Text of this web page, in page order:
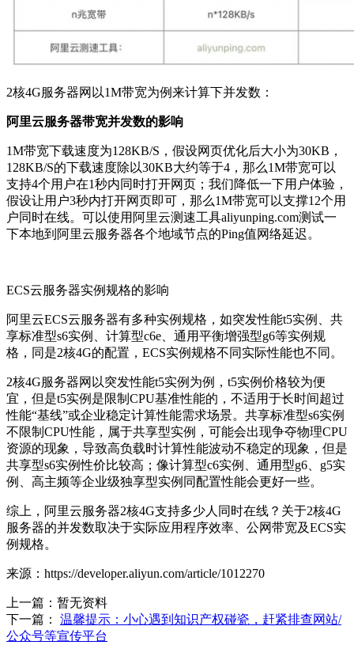
2核4G服务器网以1M带宽为例来计算下并发数：
阿里云服务器带宽并发数的影响
1M带宽下载速度为128KB/S，假设网页优化后大小为30KB，
128KB/S的下载速度除以30KB大约等于4，那么1M带宽可以
支持4个用户在1秒内同时打开网页；我们降低一下用户体验，
假设让用户3秒内打开网页即可，那么1M带宽可以支撑12个用
户同时在线。可以使用阿里云测速工具aliyunping.com测试一
下本地到阿里云服务器各个地域节点的Ping值网络延迟。
ECS云服务器实例规格的影响
阿里云ECS云服务器有多种实例规格，如突发性能t5实例、共
享标准型s6实例、计算型c6e、通用平衡增强型g6等实例规
格，同是2核4G的配置，ECS实例规格不同实际性能也不同。
2核4G服务器网以突发性能t5实例为例，t5实例价格较为便
宜，但是t5实例是限制CPU基准性能的，不适用于长时间超过
性能“基线”或企业稳定计算性能需求场景。共享标准型s6实例
不限制CPU性能，属于共享型实例，可能会出现争夺物理CPU
资源的现象，导致高负载时计算性能波动不稳定的现象，但是
共享型s6实例性价比较高；像计算型c6实例、通用型g6、g5实
例、高主频等企业级独享型实例同配置性能会更好一些。
综上，阿里云服务器2核4G支持多少人同时在线？关于2核4G
服务器的并发数取决于实际应用程序效率、公网带宽及ECS实
例规格。
来源：https://developer.aliyun.com/article/1012270
上一篇：暂无资料
下一篇： 温馨提示：小心遇到知识产权碰瓷，赶紧排查网站/
公众号等宣传平台